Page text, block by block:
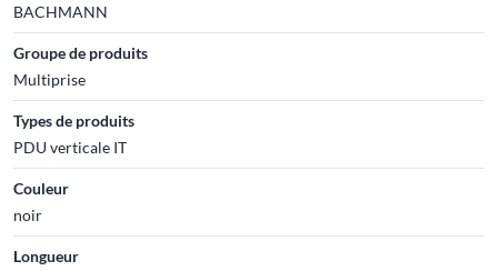
BACHMANN
Groupe de produits
Multiprise
Types de produits
PDU verticale IT
Couleur
noir
Longueur